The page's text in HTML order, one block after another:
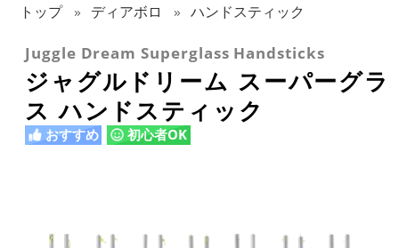
トップ ディアボロ ハンドスティック
Juggle Dream Superglass Handsticks
ジャグルドリーム スーパーグラ
ス ハンドスティック
おすすめ 初心者OK